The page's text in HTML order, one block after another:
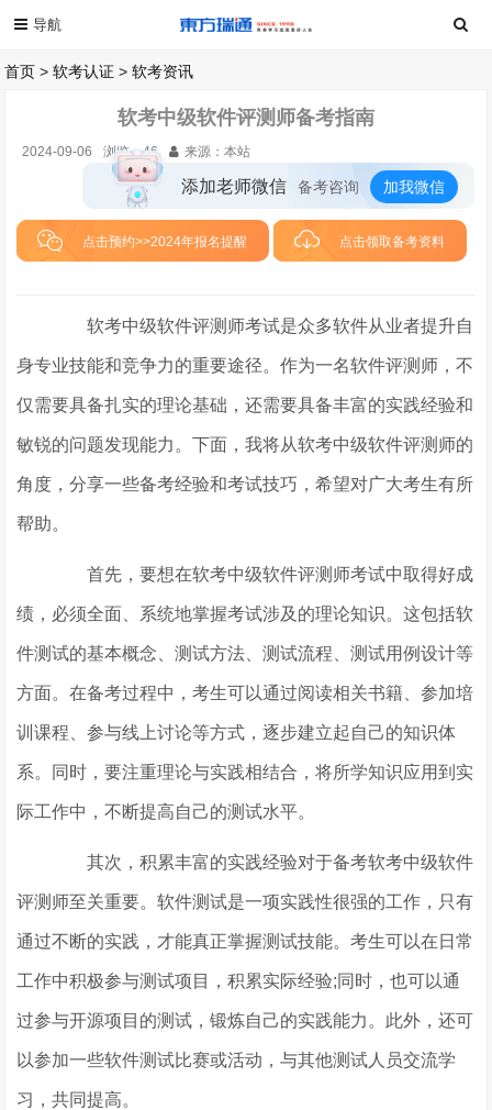
首页 >软考认证 >软考资讯
软考中级软件评测师备考指南
2024-09-06 浏览：46 来源：本站
添加老师微信 备考咨询 加我微信
点击预约>>2024年报名提醒 点击领取备考资料
软考中级软件评测师考试是众多软件从业者提升自
身专业技能和竞争力的重要途径。作为一名软件评测师，不
仅需要具备扎实的理论基础，还需要具备丰富的实践经验和
敏锐的问题发现能力。下面，我将从软考中级软件评测师的
角度，分享一些备考经验和考试技巧，希望对广大考生有所
帮助。
首先，要想在软考中级软件评测师考试中取得好成
绩，必须全面、系统地掌握考试涉及的理论知识。这包括软
件测试的基本概念、测试方法、测试流程、测试用例设计等
方面。在备考过程中，考生可以通过阅读相关书籍、参加培
训课程、参与线上讨论等方式，逐步建立起自己的知识体
系。同时，要注重理论与实践相结合，将所学知识应用到实
际工作中，不断提高自己的测试水平。
其次，积累丰富的实践经验对于备考软考中级软件
评测师至关重要。软件测试是一项实践性很强的工作，只有
通过不断的实践，才能真正掌握测试技能。考生可以在日常
工作中积极参与测试项目，积累实际经验;同时，也可以通
过参与开源项目的测试，锻炼自己的实践能力。此外，还可
以参加一些软件测试比赛或活动，与其他测试人员交流学
习，共同提高。